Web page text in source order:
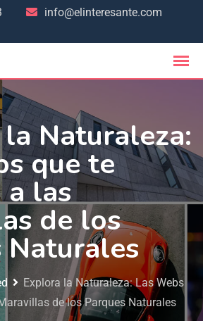
info@elinteresante.com
Naturaleza:
que te
a las
de los
Naturales
Explora la Naturaleza: Las Webs
de los Parques Naturales